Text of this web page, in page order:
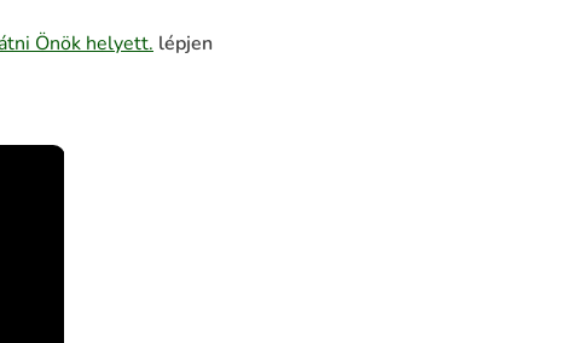
Önök helyett. lépjen